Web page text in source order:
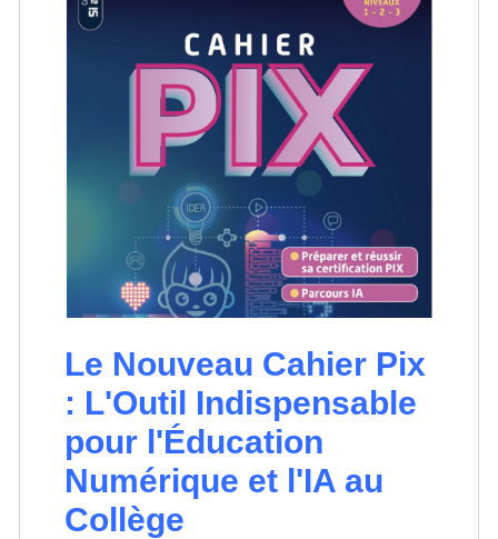
Le Nouveau Cahier Pix
: L'Outil Indispensable
pour l'Éducation
Numérique et l'IA au
Collège